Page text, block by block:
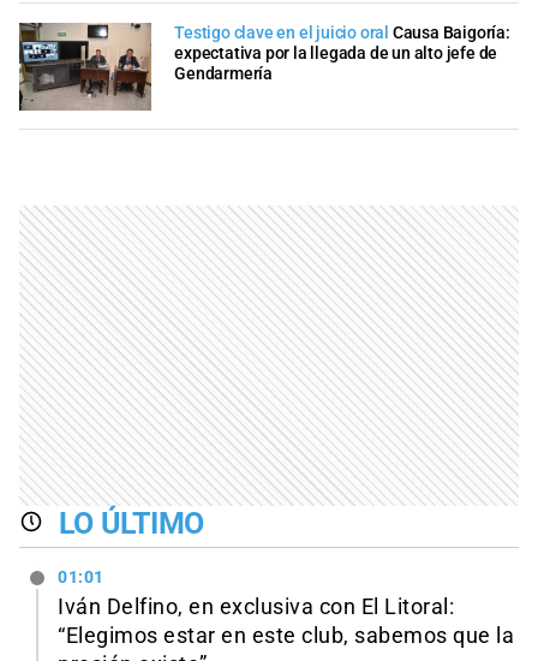
Testigo clave en el juicio oral Causa Baigoría:
expectativa por la llegada de un alto jefe de
Gendarmería
LO ÚLTIMO
01:01
Iván Delfino, en exclusiva con El Litoral:
“Elegimos estar en este club, sabemos que la